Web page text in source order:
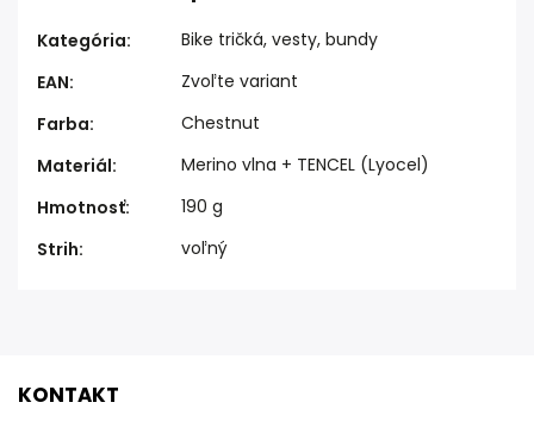
Kategória:
Bike tričká, vesty, bundy
EAN:
Zvoľte variant
Farba:
Chestnut
Materiál:
Merino vlna + TENCEL (Lyocel)
Hmotnosť:
190 g
Strih: voľný
KONTAKT